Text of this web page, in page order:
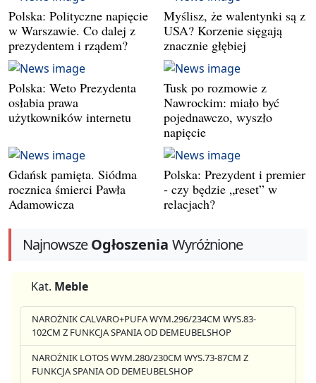
Polska: Polityczne napięcie
w Warszawie. Co dalej z
prezydentem i rządem?
Myślisz, że walentynki są z
USA? Korzenie sięgają
znacznie głębiej
Polska: Weto Prezydenta
osłabia prawa
użytkowników internetu
Tusk po rozmowie z
Nawrockim: miało być
pojednawczo, wyszło
napięcie
Gdańsk pamięta. Siódma
rocznica śmierci Pawła
Adamowicza
Polska: Prezydent i premier
- czy będzie „reset” w
relacjach?
NajnowszeOgłoszenia Wyróżnione
Kat. Meble
NAROŻNIK CALVARO+PUFA WYM.296/234CM WYS.83-
102CM Z FUNKCJA SPANIA OD DEMEUBELSHOP
NAROŻNIK LOTOS WYM.280/230CM WYS.73-87CM Z
FUNKCJA SPANIA OD DEMEUBELSHOP